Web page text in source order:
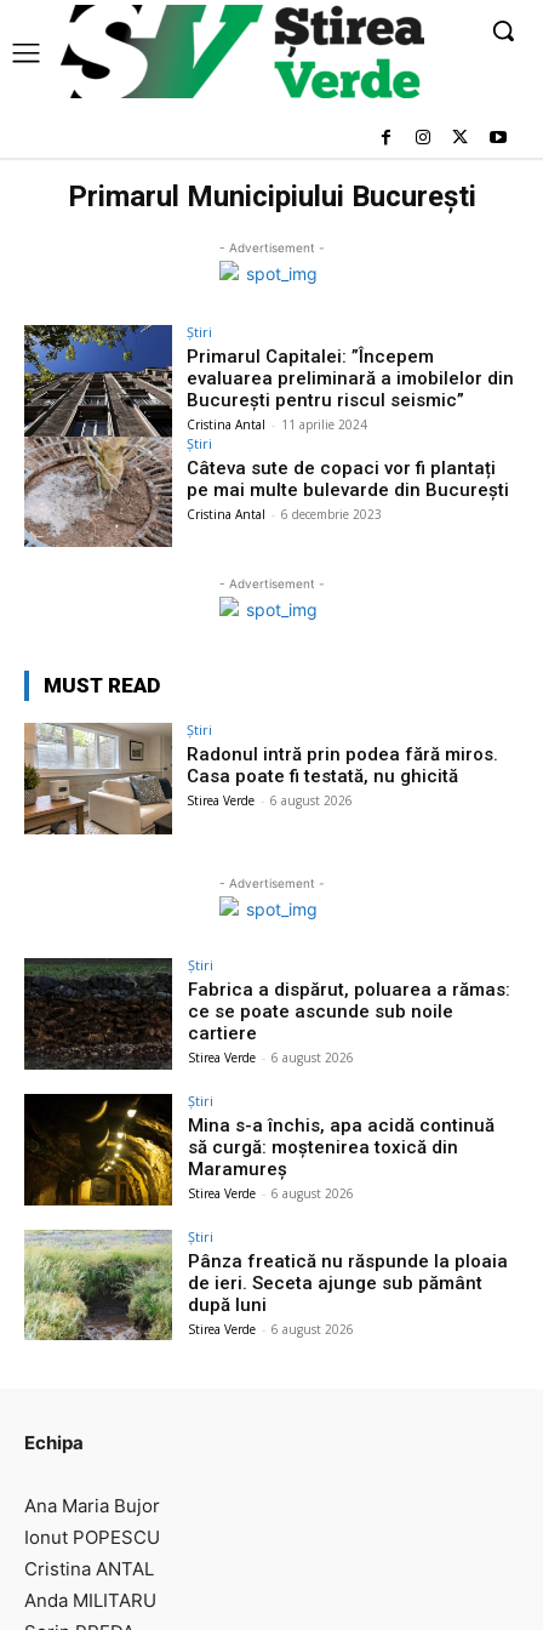
Primarul Municipiului București
- Advertisement -
Știri
Primarul Capitalei: ”Începem
evaluarea preliminară a imobilelor din
Bucureşti pentru riscul seismic”
Cristina Antal - 11 aprilie 2024
Știri
Câteva sute de copaci vor fi plantați
pe mai multe bulevarde din București
Cristina Antal - 6 decembrie 2023
- Advertisement -
MUST READ
Știri
Radonul intră prin podea fără miros.
Casa poate fi testată, nu ghicită
Stirea Verde - 6 august 2026
- Advertisement -
Știri
Fabrica a dispărut, poluarea a rămas:
ce se poate ascunde sub noile
cartiere
Stirea Verde - 6 august 2026
Știri
Mina s-a închis, apa acidă continuă
să curgă: moștenirea toxică din
Maramureș
Stirea Verde - 6 august 2026
Știri
Pânza freatică nu răspunde la ploaia
de ieri. Seceta ajunge sub pământ
după luni
Stirea Verde - 6 august 2026
Echipa
Ana Maria Bujor
Ionut POPESCU
Cristina ANTAL
Anda MILITARU